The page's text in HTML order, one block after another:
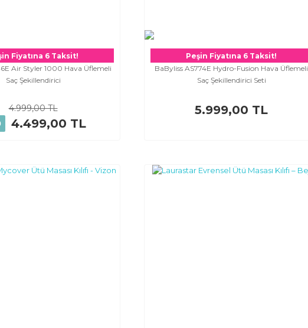
Fiyatına 6 Taksit!
Air Styler 1000 Hava Üflemeli
Saç Şekillendirici
4.999,00 TL
4.499,00 TL
Peşin Fiyatına 6 Taksit!
BaByliss AS774E Hydro-Fusion Hava Üflemeli
Saç Şekillendirici Seti
5.999,00 TL